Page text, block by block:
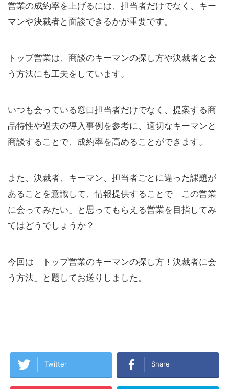
営業の成約率を上げるには、担当者だけでなく、キー
マンや決裁者と面談できるかが重要です。
トップ営業は、商談のキーマンの探し方や決裁者と会
う方法にも工夫をしています。
いつも会っている窓口担当者だけでなく、提案する商
品特性や過去の導入事例を参考に、適切なキーマンと
商談することで、成約率を高めることができます。
また、決裁者、キーマン、担当者ごとに違った課題が
あることを意識して、情報提供することで「この営業
に会ってみたい」と思ってもらえる営業を目指してみ
てはどうでしょうか？
今回は「トップ営業のキーマンの探し方！決裁者に会
う方法」と題してお送りしました。
Twitter Share